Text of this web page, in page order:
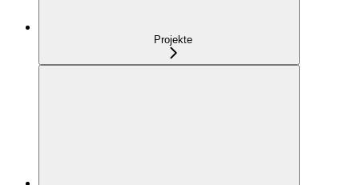
Projekte